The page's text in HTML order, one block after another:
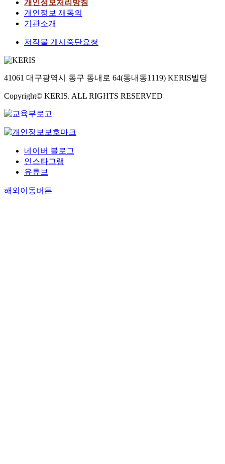
개인정보처리방침
개인정보 재동의
기관소개
저작물 게시중단요청
41061 대구광역시 동구 동내로 64(동내동1119) KERIS빌딩
Copyright© KERIS. ALL RIGHTS RESERVED
네이버 블로그
인스타그램
유튜브
해외이동버튼